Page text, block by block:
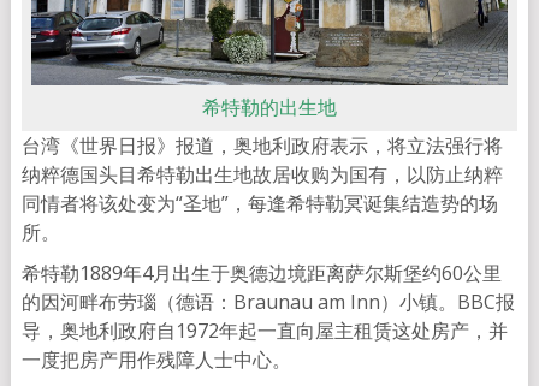
希特勒的出生地
台湾《世界日报》报道，奥地利政府表示，将立法强行将
纳粹德国头目希特勒出生地故居收购为国有，以防止纳粹
同情者将该处变为“圣地”，每逢希特勒冥诞集结造势的场
所。
希特勒1889年4月出生于奥德边境距离萨尔斯堡约60公里
的因河畔布劳瑙（德语：Braunau am Inn）小镇。BBC报
导，奥地利政府自1972年起一直向屋主租赁这处房产，并
一度把房产用作残障人士中心。